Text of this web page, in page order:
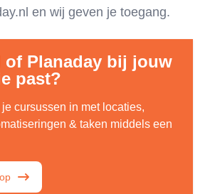
en wij geven je toegang.
of Planaday bij jouw
past?
cursussen in met locaties,
& taken middels een